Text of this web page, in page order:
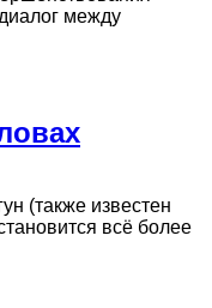
между
(также известен
всё более